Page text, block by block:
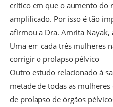
crítico em que o aumento do
amplificado. Por isso é tão
afirmou a Dra. Amrita
Uma em cada três mulheres
corrigir o prolapso pélvico
Outro estudo relacionado à
metade de todas as
de prolapso de órgãos